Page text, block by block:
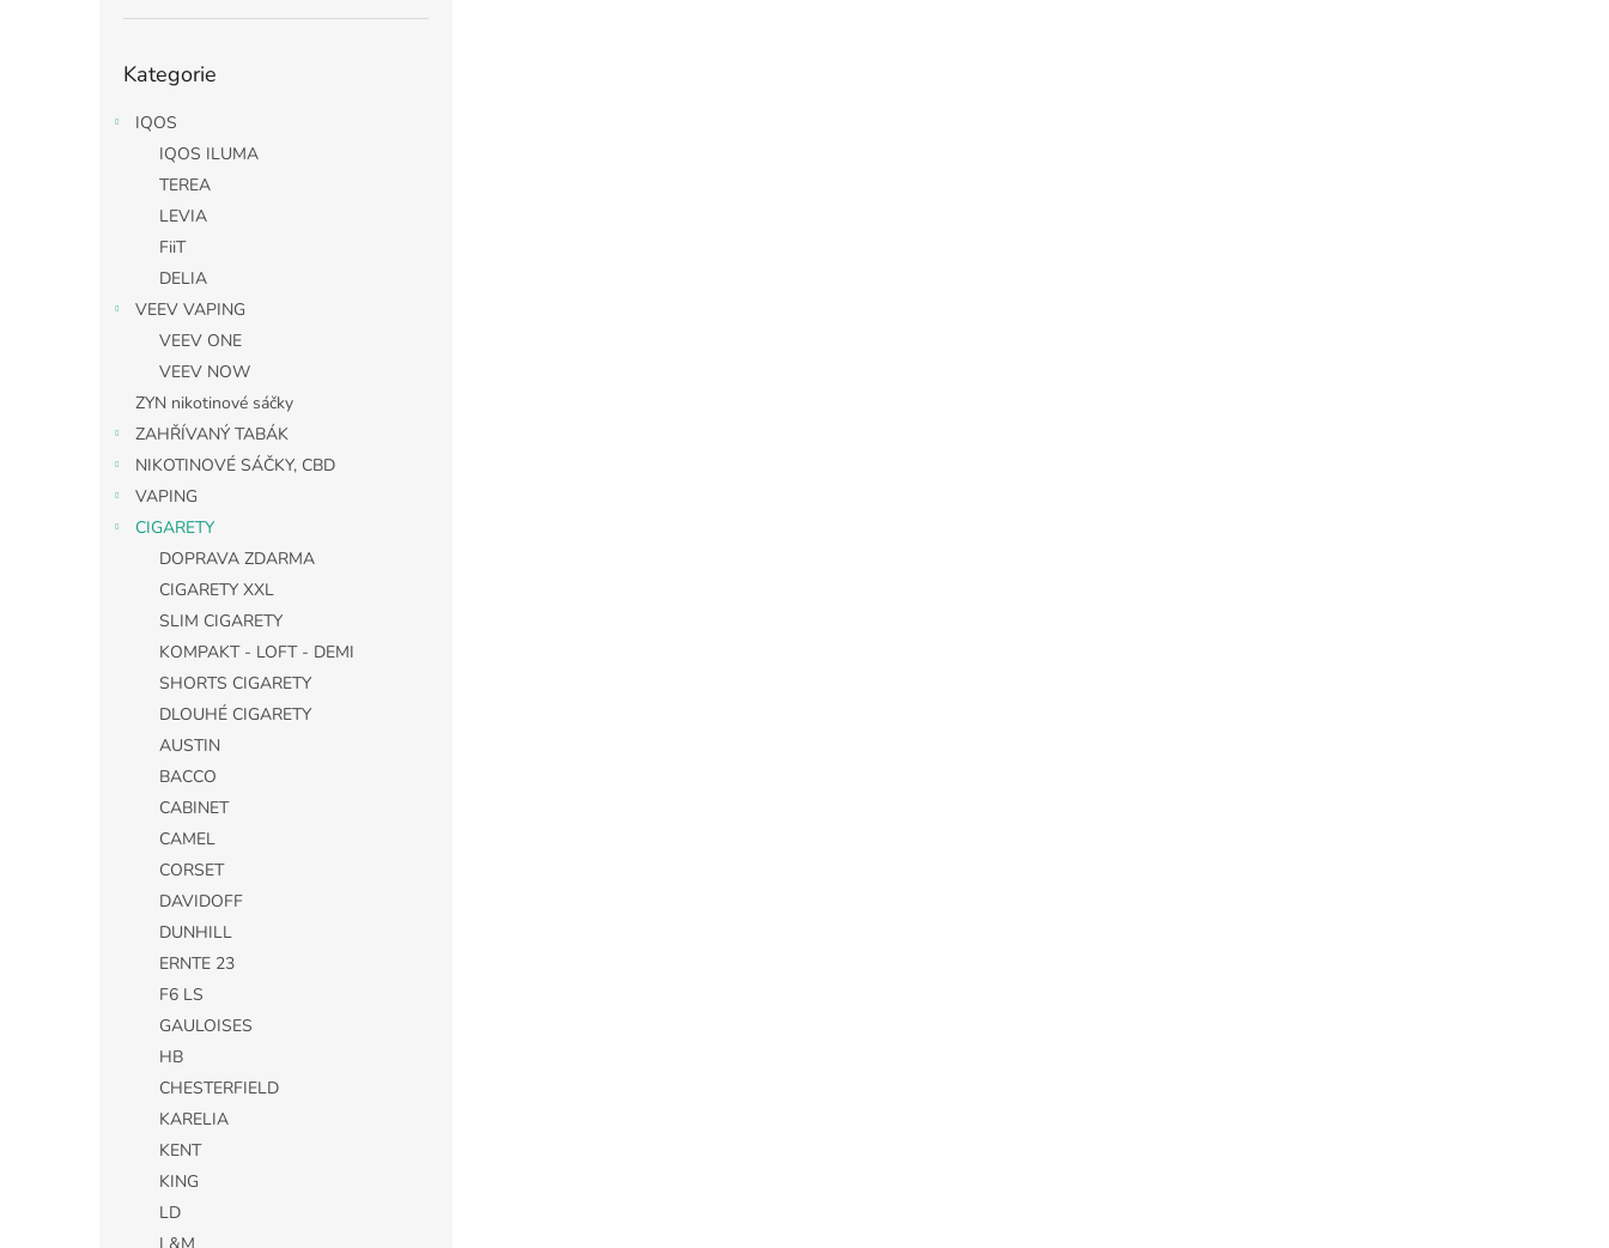
kategorie
Kategorie
IQOS
IQOS ILUMA
TEREA
LEVIA
FiiT
DELIA
VEEV VAPING
VEEV ONE
VEEV NOW
ZYN nikotinové sáčky
ZAHŘÍVANÝ TABÁK
NIKOTINOVÉ SÁČKY, CBD
VAPING
CIGARETY
DOPRAVA ZDARMA
CIGARETY XXL
SLIM CIGARETY
KOMPAKT - LOFT - DEMI
SHORTS CIGARETY
DLOUHÉ CIGARETY
AUSTIN
BACCO
CABINET
CAMEL
CORSET
DAVIDOFF
DUNHILL
ERNTE 23
F6 LS
GAULOISES
HB
CHESTERFIELD
KARELIA
KENT
KING
LD
L&M